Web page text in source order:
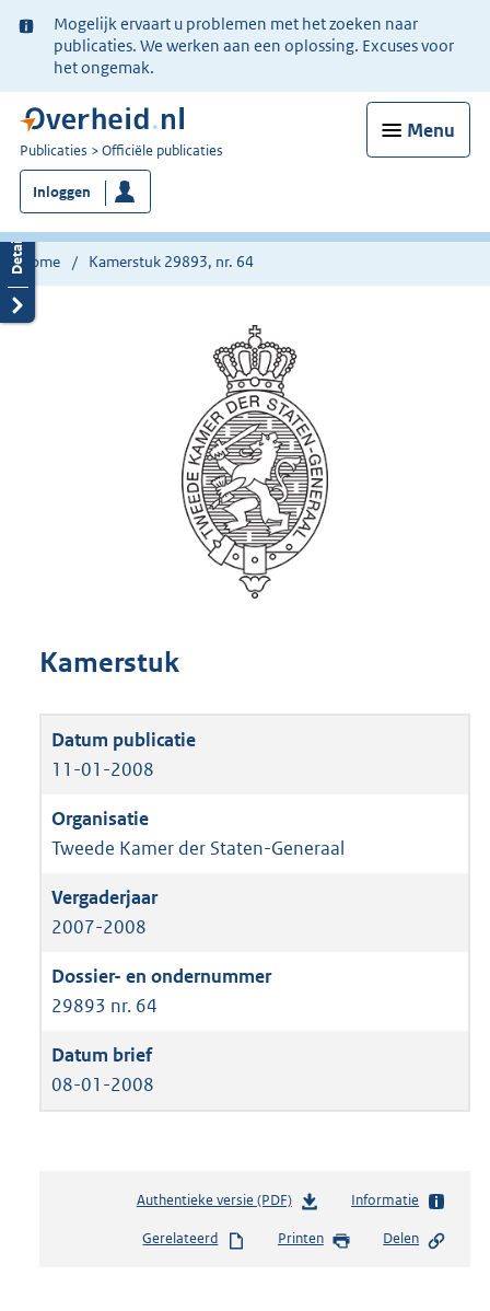
Ter
informatie:
Mogelijk ervaart u problemen met het zoeken naar
publicaties. We werken aan een oplossing. Excuses voor
het ongemak.
Menu
U
bent
nu
hier:
Publicaties Officiële publicaties
Inloggen
Home Kamerstuk 29893, nr. 64
Kamerstuk
11-01-2008
Tweede Kamer der Staten-Generaal
2007-2008
29893 nr. 64
08-01-2008
Authentieke versie (PDF)b
s
Informatie
Gerelateerd Printen Delen